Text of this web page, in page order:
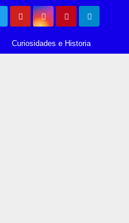
Curiosidades e Historia